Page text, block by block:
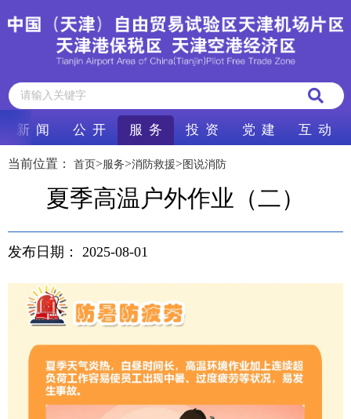
新 闻 公 开 服 务 投 资 党 建 互 动
当前位置： 首页>服务>消防救援>图说消防
夏季高温户外作业（二）
发布日期： 2025-08-01